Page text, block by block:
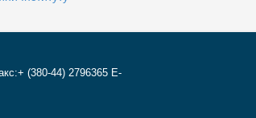
(380-44) 2796365 E-